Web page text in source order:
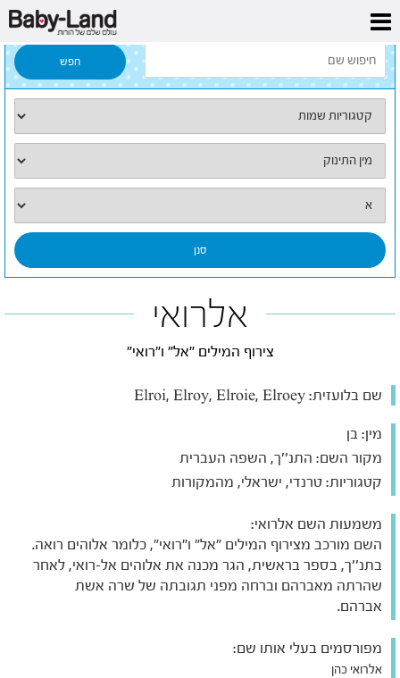
דף הבית
אלרואי
צירוף המילים "אל" ו"רואי"
שם בלועזית:
מין: בן
מקור השם: התנ''ך, השפה העברית
קטגוריות: טרנדי, ישראלי, מהמקורות
משמעות השם אלרואי:
השם מורכב מצירוף המילים "אל" ו"רואי", כלומר אלוהים רואה.
בתנ''ך, בספר בראשית, הגר מכנה את אלוהים אל-רואי, לאחר
שהרתה מאברהם וברחה מפני תגובתה של שרה אשת
אברהם.
מפורסמים בעלי אותו שם:
אלרואי כהן